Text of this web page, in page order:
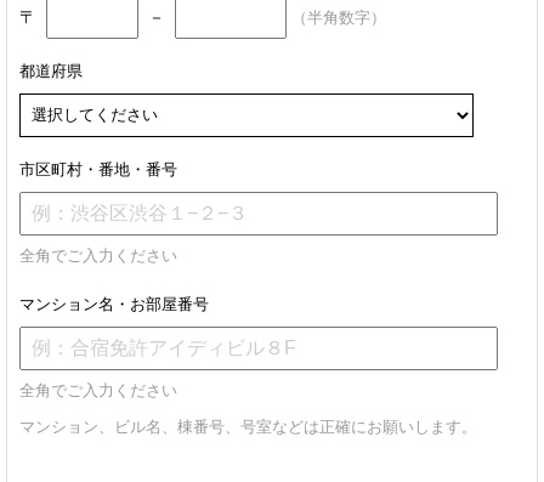
〒 － （半角数字）
都道府県
市区町村・番地・番号
全角でご入力ください
マンション名・お部屋番号
全角でご入力ください
マンション、ビル名、棟番号、号室などは正確にお願いします。